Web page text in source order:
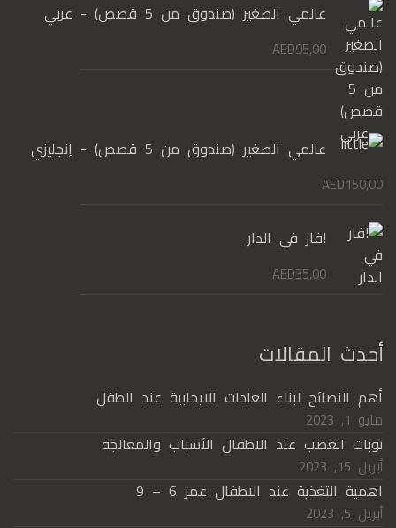
عالمي الصغير (صندوق من 5 قصص) - عربي
AED95,00
عالمي الصغير (صندوق من 5 قصص) - إنجليزي
AED150,00
!فار في الدار
AED35,00
أحدث المقالات
أهم النصائح لبناء العادات الايجابية عند الطفل
مايو 1, 2023
نوبات الغضب عند الاطفال الأسباب والمعالجة
أبريل 15, 2023
اهمية التغذية عند الاطفال عمر 6 – 9
أبريل 5, 2023